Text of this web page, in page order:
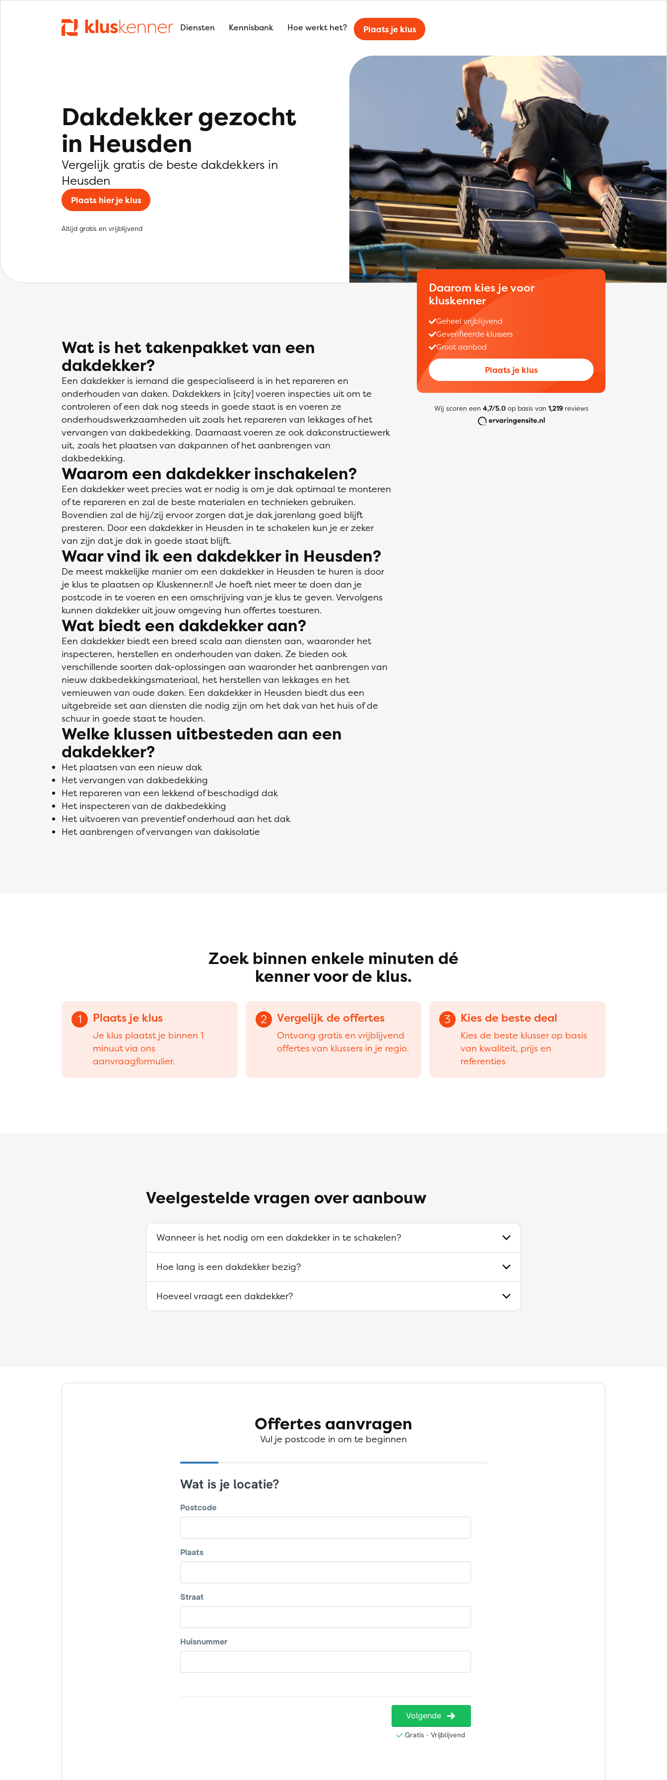
Diensten Kennisbank Hoe werkt het? Plaats je klus
Dakdekker gezocht
in Heusden
Vergelijk gratis de beste dakdekkers in
Heusden
Plaats hier je klus
Altijd gratis en vrijblijvend
Wat is het takenpakket van een
dakdekker?
Een dakdekker is iemand die gespecialiseerd is in het repareren en
onderhouden van daken. Dakdekkers in {city] voeren inspecties uit om te
controleren of een dak nog steeds in goede staat is en voeren ze
onderhoudswerkzaamheden uit zoals het repareren van lekkages of het
vervangen van dakbedekking. Daarnaast voeren ze ook dakconstructiewerk
uit, zoals het plaatsen van dakpannen of het aanbrengen van
dakbedekking.
Waarom een dakdekker inschakelen?
Een dakdekker weet precies wat er nodig is om je dak optimaal te monteren
of te repareren en zal de beste materialen en technieken gebruiken.
Bovendien zal de hij/zij ervoor zorgen dat je dak jarenlang goed blijft
presteren. Door een dakdekker in Heusden in te schakelen kun je er zeker
van zijn dat je dak in goede staat blijft.
Waar vind ik een dakdekker in Heusden?
De meest makkelijke manier om een dakdekker in Heusden te huren is door
je klus te plaatsen op Kluskenner.nl! Je hoeft niet meer te doen dan je
postcode in te voeren en een omschrijving van je klus te geven. Vervolgens
kunnen dakdekker uit jouw omgeving hun offertes toesturen.
Wat biedt een dakdekker aan?
Een dakdekker biedt een breed scala aan diensten aan, waaronder het
inspecteren, herstellen en onderhouden van daken. Ze bieden ook
verschillende soorten dak-oplossingen aan waaronder het aanbrengen van
nieuw dakbedekkingsmateriaal, het herstellen van lekkages en het
vernieuwen van oude daken. Een dakdekker in Heusden biedt dus een
uitgebreide set aan diensten die nodig zijn om het dak van het huis of de
schuur in goede staat te houden.
Welke klussen uitbesteden aan een
dakdekker?
Het plaatsen van een nieuw dak
Het vervangen van dakbedekking
Het repareren van een lekkend of beschadigd dak
Het inspecteren van de dakbedekking
Het uitvoeren van preventief onderhoud aan het dak
Het aanbrengen of vervangen van dakisolatie
Daarom kies je voor
kluskenner
Geheel vrijblijvend
Geverifieerde klussers
Groot aanbod
Plaats je klus
Wij scoren een 4,7/5.0op basis van 1,219reviews
Zoek binnen enkele minuten dé
kenner voor de klus.
1 Plaats je klus
Je klus plaatst je binnen 1
minuut via ons
aanvraagformulier.
2 Vergelijk de offertes
Ontvang gratis en vrijblijvend
offertes van klussers in je regio.
3 Kies de beste deal
Kies de beste klusser op basis
van kwaliteit, prijs en
referenties
Veelgestelde vragen over aanbouw
Wanneer is het nodig om een dakdekker in te schakelen?
Hoe lang is een dakdekker bezig?
Hoeveel vraagt een dakdekker?
Offertes aanvragen
Vul je postcode in om te beginnen